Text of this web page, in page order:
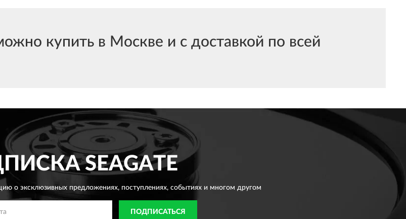
купить в Москве и с доставкой по всей
SEAGATE
о эксклюзивных предложениях,поступлениях, событиях и многом другом
ПОДПИСАТЬСЯ